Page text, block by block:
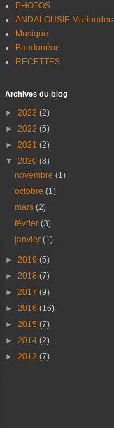
PHOTOS
ANDALOUSIE
Musique
Bandonéon
RECETTES
Archives du blog
► 2023 (2)
► 2022 (5)
► 2021 (2)
▼ 2020 (8)
novembre(1)
octobre(1)
mars(2)
février(3)
janvier(1)
► 2019 (5)
► 2018 (7)
► 2017 (9)
► 2016 (16)
► 2015 (7)
► 2014 (2)
► 2013 (7)